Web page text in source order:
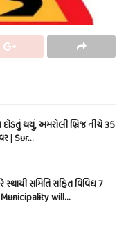
દોડતું થયું, અમરોલી બ્રિજ નીચે 35
| Sur…
સ્થાયી સમિતિ સહિત વિવિધ 7
will…